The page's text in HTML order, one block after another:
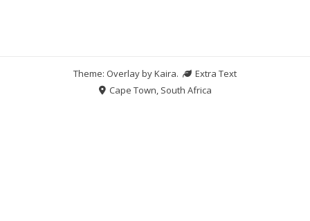
Theme: Overlay byKaira.
Extra Text
Cape Town, South Africa